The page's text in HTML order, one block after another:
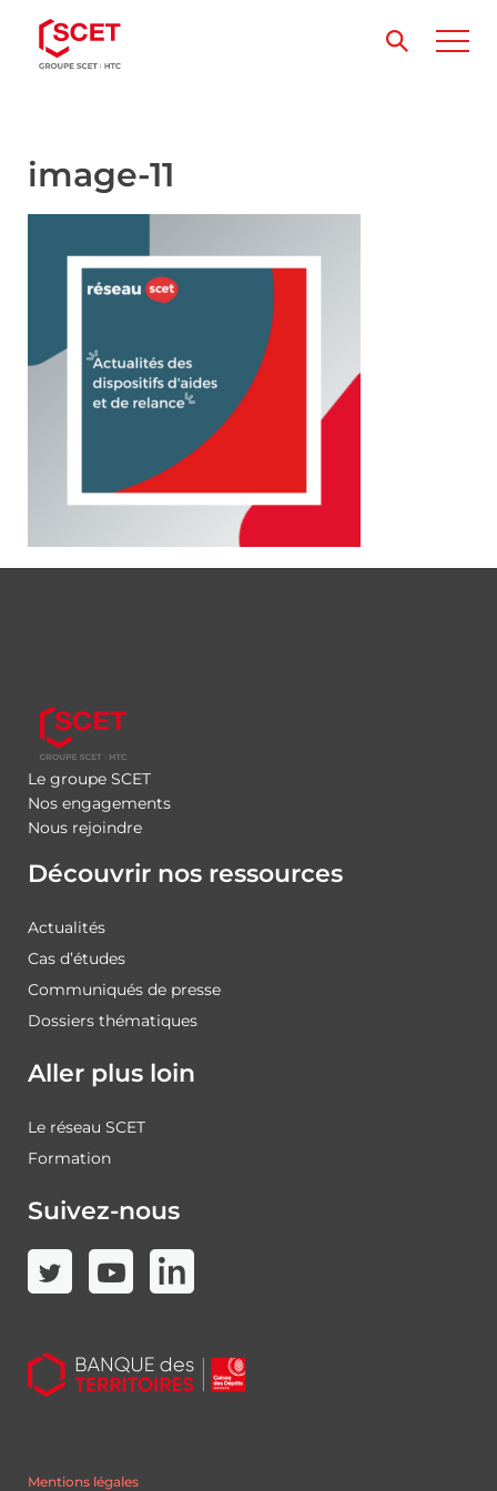
image-11
Le groupe SCET
Nos engagements
Nous rejoindre
Découvrir nos ressources
Actualités
Cas d’études
Communiqués de presse
Dossiers thématiques
Aller plus loin
Le réseau SCET
Formation
Suivez-nous
Mentions légales